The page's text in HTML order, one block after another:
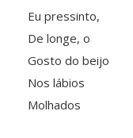
Eu pressinto,
De longe, o
Gosto do beijo
Nos lábios
Molhados